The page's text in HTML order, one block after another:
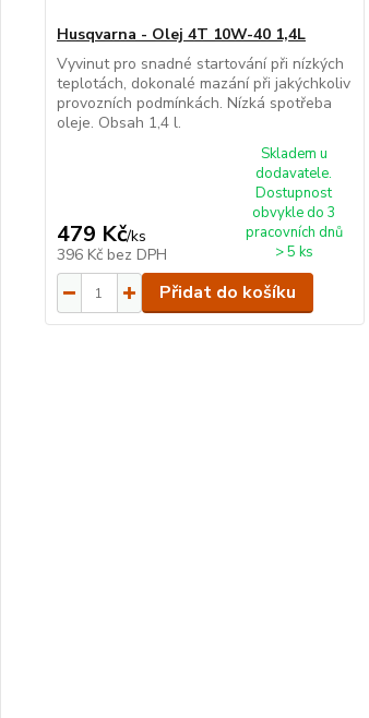
Husqvarna - Olej 4T 10W-40 1,4L
Vyvinut pro snadné startování při nízkých
teplotách, dokonalé mazání při jakýchkoliv
provozních podmínkách. Nízká spotřeba
oleje. Obsah 1,4 l.
479 Kč/ks
396 Kč bez DPH
Skladem u
dodavatele.
Dostupnost
obvykle do 3
pracovních dnů
> 5 ks
Přidat do košíku